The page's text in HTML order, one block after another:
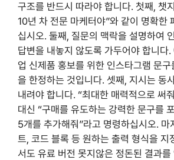
구조를 반드시 따라야 합니다. 첫째, 챗
10년 차 전문 마케터야”와 같이 명확한
십시오. 둘째, 질문의 맥락을 설명하여
답변을 내놓지 않도록 가두어야 합니다.
업 신제품 홍보를 위한 인스타그램 문
을 한정하는 것입니다. 셋째, 지시는 동
내려야 합니다. “최대한 매력적으로 써
대신 “구매를 유도하는 강력한 문구를
5개를 추가해줘”라고 명령하십시오. 마
트, 코드 블록 등 원하는 출력 형식을 지
서도 유료 버전 못지않은 정돈된 결과